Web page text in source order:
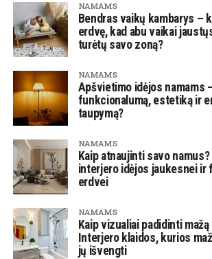
NAMAMS
Bendras vaikų kambarys –
erdvę, kad abu vaikai
turėtų savo zoną?
NAMAMS
Apšvietimo idėjos namams
funkcionalumą, estetiką ir
taupymą?
NAMAMS
Kaip atnaujinti savo
interjero idėjos jaukesnei ir
erdvei
NAMAMS
Kaip vizualiai padidinti
Interjero klaidos, kurios
jų išvengti